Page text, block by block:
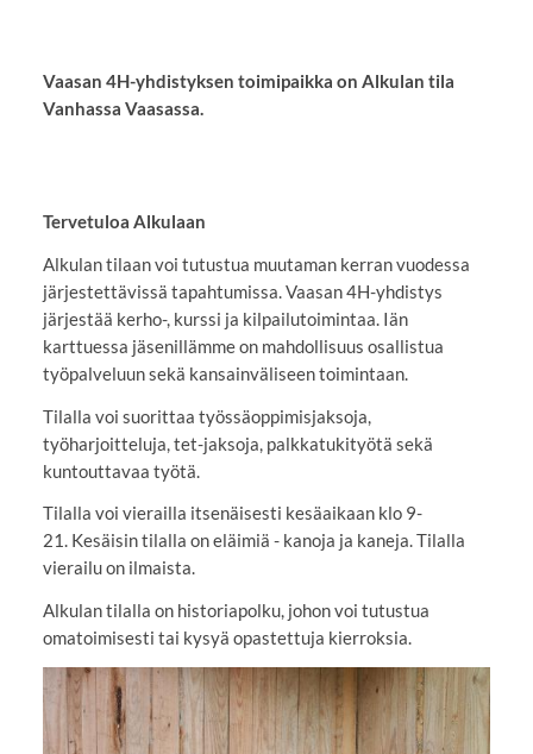
Vaasan 4H-yhdistyksen toimipaikka on Alkulan tila
Vanhassa Vaasassa.
Tervetuloa Alkulaan
Alkulan tilaan voi tutustua muutaman kerran vuodessa
järjestettävissä tapahtumissa. Vaasan 4H-yhdistys
järjestää kerho-, kurssi ja kilpailutoimintaa. Iän
karttuessa jäsenillämme on mahdollisuus osallistua
työpalveluun sekä kansainväliseen toimintaan.
Tilalla voi suorittaa työssäoppimisjaksoja,
työharjoitteluja, tet-jaksoja, palkkatukityötä sekä
kuntouttavaa työtä.
Tilalla voi vierailla itsenäisesti kesäaikaan klo 9-
21. Kesäisin tilalla on eläimiä - kanoja ja kaneja. Tilalla
vierailu on ilmaista.
Alkulan tilalla on historiapolku, johon voi tutustua
omatoimisesti tai kysyä opastettuja kierroksia.